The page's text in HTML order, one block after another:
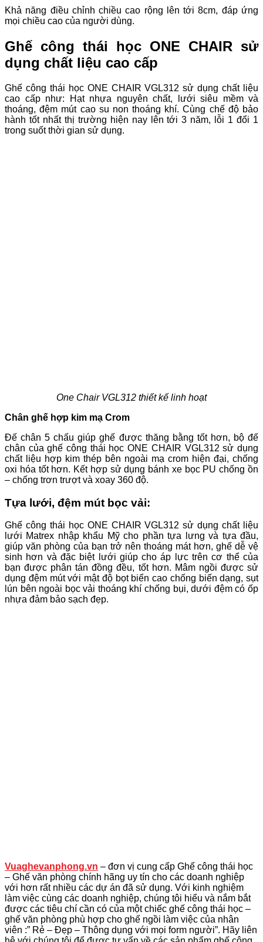
Khả năng điều chỉnh chiều cao rộng lên tới 8cm, đáp ứng
mọi chiều cao của người dùng.
Ghế công thái học ONE CHAIR sử
dụng chất liệu cao cấp
Ghế công thái học ONE CHAIR VGL312 sử dụng chất liệu
cao cấp như: Hạt nhựa nguyên chất, lưới siêu mềm và
thoáng, đệm mút cao su non thoáng khí. Cùng chế độ bảo
hành tốt nhất thị trường hiện nay lên tới 3 năm, lỗi 1 đổi 1
trong suốt thời gian sử dụng.
One Chair VGL312 thiết kế linh hoạt
Chân ghế hợp kim mạ Crom
Đế chân 5 chấu giúp ghế được thăng bằng tốt hơn, bộ đế
chân của ghế công thái học ONE CHAIR VGL312 sử dụng
chất liệu hợp kim thép bên ngoài mạ crom hiện đại, chống
oxi hóa tốt hơn. Kết hợp sử dụng bánh xe bọc PU chống ồn
– chống trơn trượt và xoay 360 độ.
Tựa lưới, đệm mút bọc vải:
Ghế công thái học ONE CHAIR VGL312 sử dụng chất liệu
lưới Matrex nhập khẩu Mỹ cho phần tựa lưng và tựa đầu,
giúp văn phòng của bạn trở nên thoáng mát hơn, ghế dễ vệ
sinh hơn và đặc biệt lưới giúp cho áp lực trên cơ thể của
bạn được phân tán đồng đều, tốt hơn. Mâm ngồi được sử
dụng đệm mút với mật độ bọt biển cao chống biến dạng, sụt
lún bên ngoài bọc vải thoáng khí chống bụi, dưới đệm có ốp
nhựa đảm bảo sạch đẹp.
Vuaghevanphong.vn – đơn vị cung cấp Ghế công thái học
– Ghế văn phòng chính hãng uy tín cho các doanh nghiệp
với hơn rất nhiều các dự án đã sử dụng. Với kinh nghiệm
làm việc cùng các doanh nghiệp, chúng tôi hiểu và nắm bắt
được các tiêu chí cần có của một chiếc ghế công thái học –
ghế văn phòng phù hợp cho ghế ngồi làm việc của nhân
viên :” Rẻ – Đẹp – Thông dụng với mọi form người”. Hãy liên